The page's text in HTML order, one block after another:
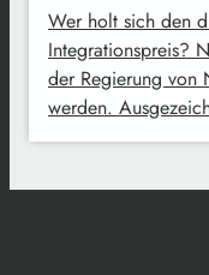
Wer holt sich den
Integrationspreis?
der Regierung von
werden.